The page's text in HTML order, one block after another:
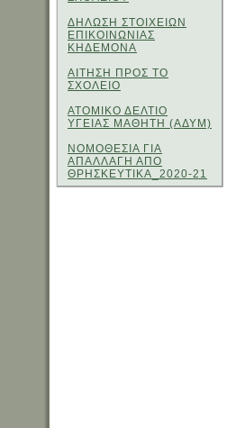
ΔΗΛΩΣΗ ΣΤΟΙΧΕΙΩΝ
ΕΠΙΚΟΙΝΩΝΙΑΣ
ΚΗΔΕΜΟΝΑ
ΑΙΤΗΣΗ ΠΡΟΣ ΤΟ
ΣΧΟΛΕΙΟ
ΑΤΟΜΙΚΟ ΔΕΛΤΙΟ
ΥΓΕΙΑΣ ΜΑΘΗΤΗ (ΑΔΥΜ)
ΝΟΜΟΘΕΣΙΑ ΓΙΑ
ΑΠΑΛΛΑΓΗ ΑΠΟ
ΘΡΗΣΚΕΥΤΙΚΑ_2020-21